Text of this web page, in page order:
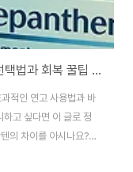
마데카솔 vs 비판텐 – 상처에 맞는 연고 선택법과 회복 꿀팁 총정리
적인 연고 사용법과 바
하고 싶다면 이 글로 정
의 차이를 아시나요?작
는 연고들. 그중 가장